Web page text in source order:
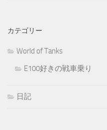
カテゴリー
World of Tanks
E100好きの戦車乗り
日記